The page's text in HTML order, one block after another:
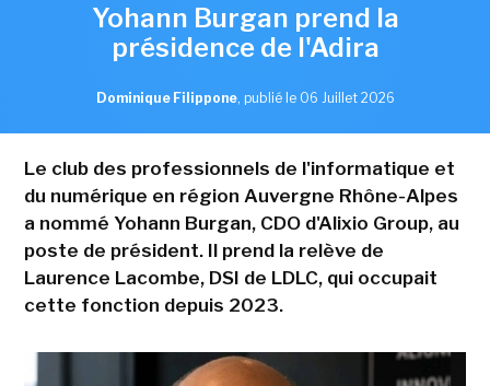
Yohann Burgan prend la
présidence de l'Adira
Dominique Filippone, publié le 06 Juillet 2026
Le club des professionnels de l'informatique et
du numérique en région Auvergne Rhône-Alpes
a nommé Yohann Burgan, CDO d'Alixio Group, au
poste de président. Il prend la relève de
Laurence Lacombe, DSI de LDLC, qui occupait
cette fonction depuis 2023.